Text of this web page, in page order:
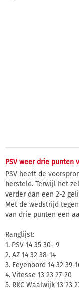
PSV weer drie punten
PSV heeft de
hersteld. Terwijl het
verder dan een 2-2
Met de wedstrijd
van drie punten een
Ranglijst:
1. PSV 14 35 30- 9
2. AZ 14 32 38-14
3. Feyenoord 14 32 39-
4. Vitesse 13 23 27-20
5. RKC Waalwijk 13 23